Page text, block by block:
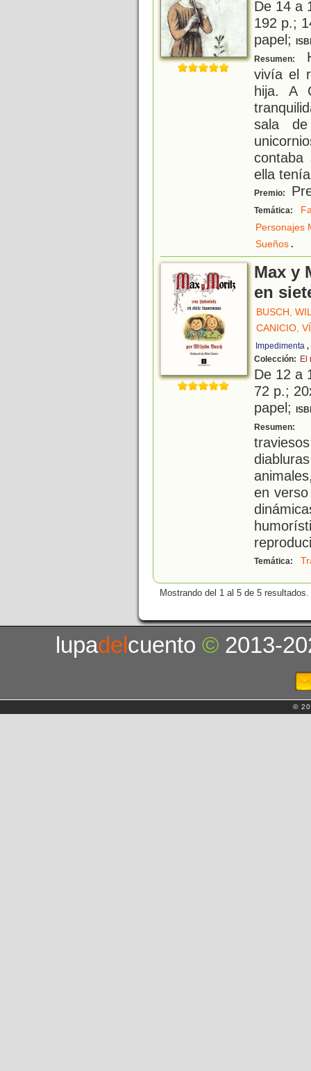
De 14 a
192 p.;
papel;
Resumen:
vivía el
hija. A
sala
ella
Premio:
Temática:
Personajes
Sueños.
Max y
en
BUSCH,
CANICIO,
Impedimenta
Colección: El
De 12 a
72 p.;
papel;
Resumen:
en
Temática:
Mostrando del 1 al 5 de 5 resultados.
lupadelcuento© 2013-
©